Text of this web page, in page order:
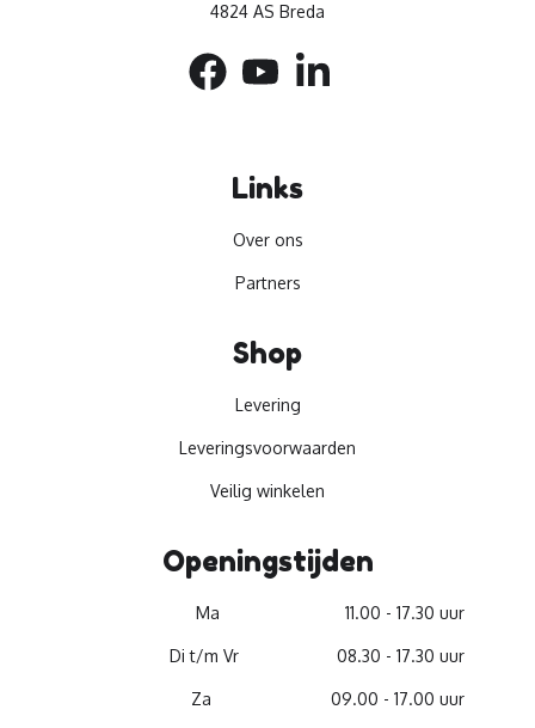
4824 AS Breda
Links
Over ons
Partners
Shop
Levering
Leveringsvoorwaarden
Veilig winkelen
Openingstijden
Ma 11.00 - 17.30 uur
Di t/m Vr 08.30 - 17.30 uur
Za 09.00 - 17.00 uur